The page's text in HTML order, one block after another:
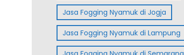
Jasa Fogging Nyamuk di Jogja
Jasa Fogging Nyamuk di Lampung